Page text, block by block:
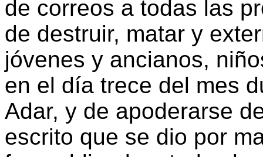
de correos a todas las
de destruir, matar y
jóvenes y ancianos,
en el día trece del mes
Adar, y de apoderarse
escrito que se dio por